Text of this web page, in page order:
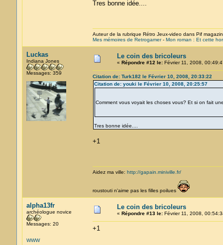
Tres bonne idée....
Auteur de la rubrique Rétro Jeux-video dans Pif
Mes mémoires de Retrogamer- Mon roman : Et cette
Luckas
Indiana Jones
Messages: 359
Le coin des bricoleurs
« Répondre #12 le:Février 11, 2008,
Citation de: Turk182 le Février 10, 2008, 20:33:22
Citation de: youki le Février 10, 2008, 20:25:57
Comment vous voyait les choses vous? Et si on fait
Tres bonne idée....
+1
Aidez ma ville: http://gapain.miniville.fr/
roustouti n'aime pas les filles poilues
alpha13fr
archéologue novice
Messages: 20
WWW
Le coin des bricoleurs
« Répondre #13 le:Février 11, 2008,
+1